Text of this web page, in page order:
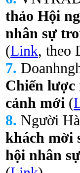
thảo Hội
nhân sự
(Link, theo
7.
Chiến lược
cảnh mới (
8. Người
khách mời
hội nhân